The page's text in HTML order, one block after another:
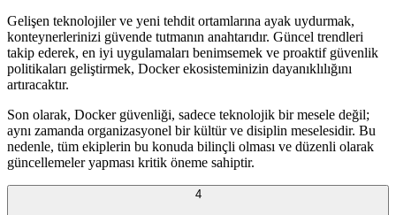
Gelişen teknolojiler ve yeni tehdit ortamlarına ayak uydurmak,
konteynerlerinizi güvende tutmanın anahtarıdır. Güncel trendleri
takip ederek, en iyi uygulamaları benimsemek ve proaktif güvenlik
politikaları geliştirmek, Docker ekosisteminizin dayanıklılığını
artıracaktır.
Son olarak, Docker güvenliği, sadece teknolojik bir mesele değil;
aynı zamanda organizasyonel bir kültür ve disiplin meselesidir. Bu
nedenle, tüm ekiplerin bu konuda bilinçli olması ve düzenli olarak
güncellemeler yapması kritik öneme sahiptir.
4